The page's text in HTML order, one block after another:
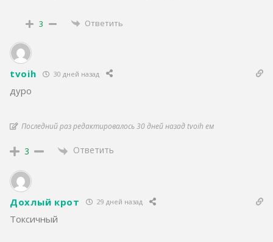
3 Ответить
tvoih 30 дней назад
дуро
Последний раз редактировалось 30 дней назад tvoih ем
3 Ответить
Дохлый крот 29 дней назад
Токсичный